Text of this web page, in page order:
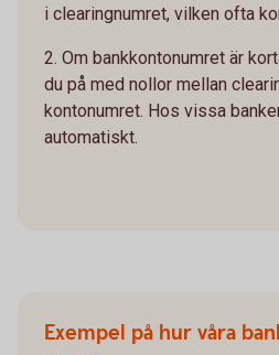
i clearingnumret, vilken ofta
2. Om bankkontonumret är
du på med nollor mellan
kontonumret. Hos vissa
automatiskt.
Exempel på hur våra